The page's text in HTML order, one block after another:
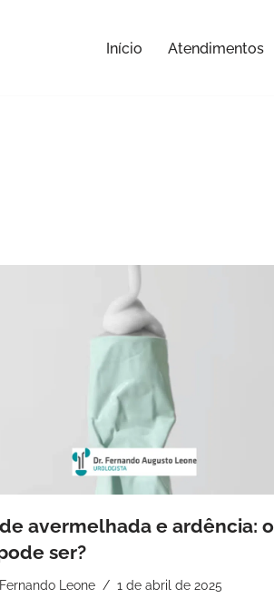
Início Atendimentos
avermelhada e ardência: o
ser?
Leone 1 de abril de 2025